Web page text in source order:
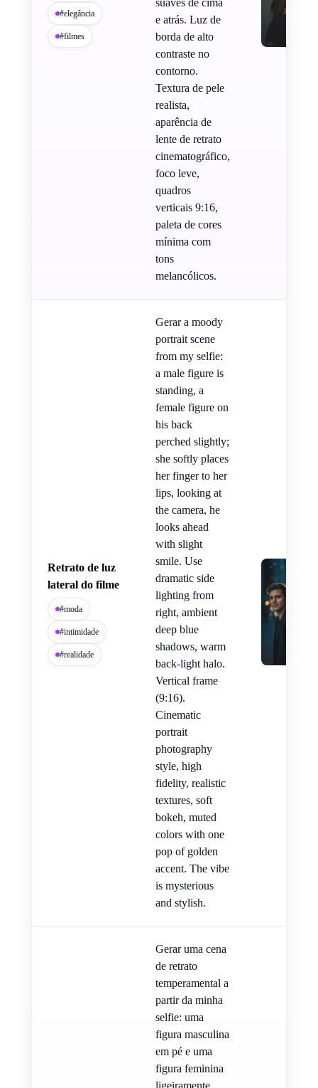
#elegância
#filmes
e atrás. Luz de
borda de alto
contraste no
contorno.
Textura de pele
realista,
aparência de
lente de retrato
cinematográfico,
foco leve,
quadros
verticais 9:16,
paleta de cores
mínima com
tons
melancólicos.
Retrato de luz
lateral do filme
#moda
#intimidade
#realidade
Gerar a moody
portrait scene
from my selfie:
a male figure is
standing, a
female figure on
his back
perched slightly;
she softly places
her finger to her
lips, looking at
the camera, he
looks ahead
with slight
smile. Use
dramatic side
lighting from
right, ambient
deep blue
shadows, warm
back-light halo.
Vertical frame
(9:16).
Cinematic
portrait
photography
style, high
fidelity, realistic
textures, soft
bokeh, muted
colors with one
pop of golden
accent. The vibe
is mysterious
and stylish.
Gerar uma cena
de retrato
temperamental a
partir da minha
selfie: uma
figura masculina
em pé e uma
figura feminina
ligeiramente